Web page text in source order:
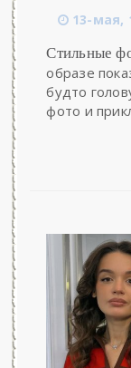
13-мая,
Стильные
образе
будто
фото и